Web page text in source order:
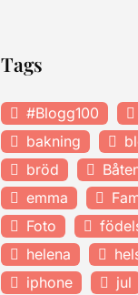
Tags
#Blogg100
bakning
bröd
emma
Foto
helena
iphone
jul